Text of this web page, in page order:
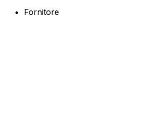
Fornitore